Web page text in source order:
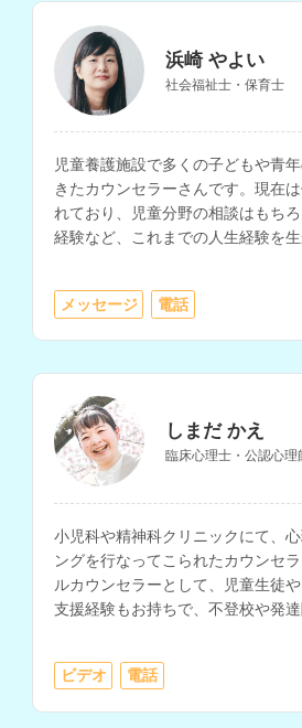
浜崎 やよい
社会福祉士・保育士
児童養護施設で多くの子どもや青
きたカウンセラーさんです。現在
れており、児童分野の相談はもち
経験など、これまでの人生経験を
可能です。ファイナンシャルプラ
で、お金に関する相談もしていた
メッセージ 電話
しまだ かえ
臨床心理士・公認心理
小児科や精神科クリニックにて、
ングを行なってこられたカウンセ
ルカウンセラーとして、児童生徒
支援経験もお持ちで、不登校や発達
ビデオ 電話